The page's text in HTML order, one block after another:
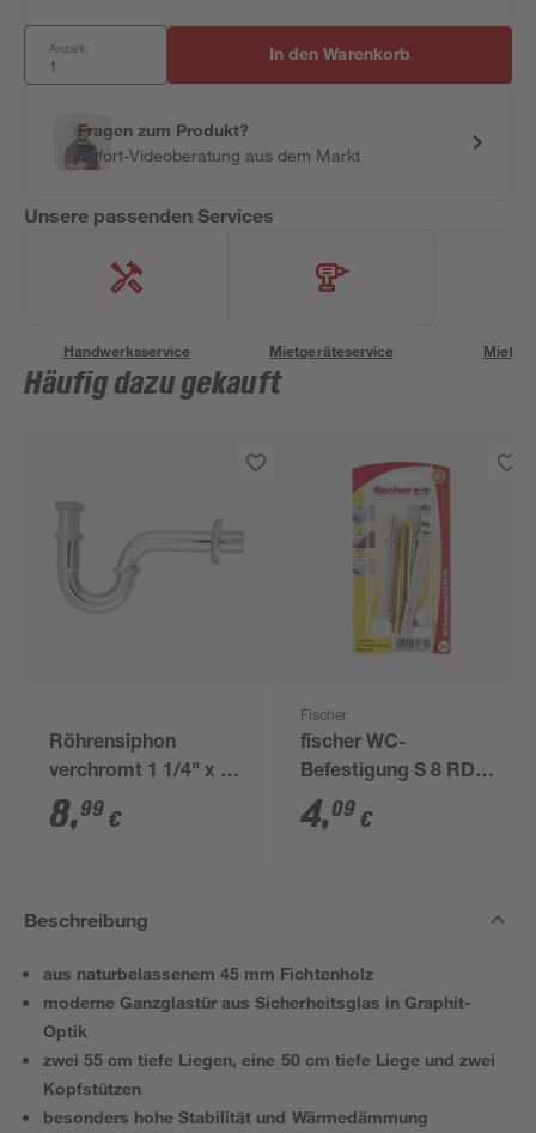
Anzahl: In den Warenkorb
Fragen zum Produkt?
Sofort-Videoberatung aus dem Markt
Unsere passenden Services
Handwerksservice Mietgeräteservice
Häufig dazu gekauft
Röhrensiphon
verchromt 1 1/4" x 32
mm
8,99 €
Fischer
fischer WC-
Befestigung S 8 RD
80 2 Stück
4,09 €
Beschreibung
aus naturbelassenem 45 mm Fichtenholz
moderne Ganzglastür aus Sicherheitsglas in Graphit-
Optik
zwei 55 cm tiefe Liegen, eine 50 cm tiefe Liege und zwei
Kopfstützen
besonders hohe Stabilität und Wärmedämmung